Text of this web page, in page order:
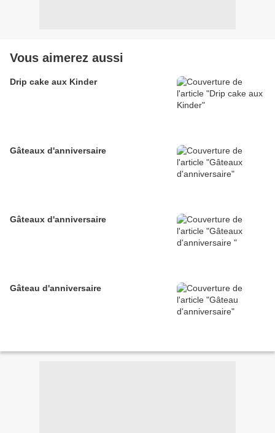
Vous aimerez aussi
Drip cake aux Kinder
Gâteaux d'anniversaire
Gâteaux d'anniversaire
Gâteau d'anniversaire